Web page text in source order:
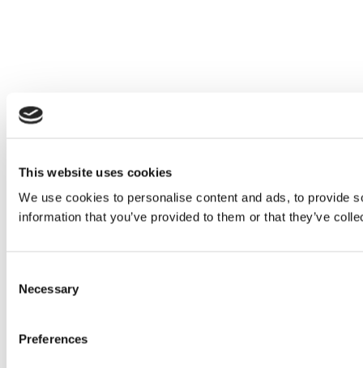
This website uses cookies
We use cookies to personalise content and ads, to provide
information that you’ve provided to them or that they’ve
Selection
Necessary
Preferences